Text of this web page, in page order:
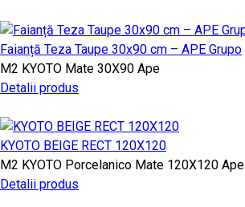
Faianță Teza Taupe 30x90 cm – APE Grupo
M2 KYOTO Mate 30X90 Ape
Detalii produs
KYOTO BEIGE RECT 120X120
M2 KYOTO Porcelanico Mate 120X120 Ape
Detalii produs